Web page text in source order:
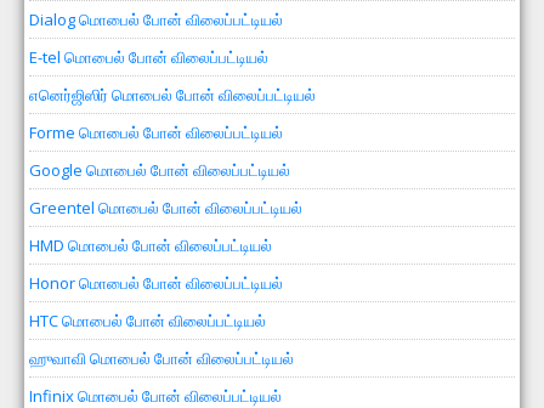
Dialog மொபைல் போன் விலைப்பட்டியல்
E-tel மொபைல் போன் விலைப்பட்டியல்
எனெர்ஜிஸிர் மொபைல் போன் விலைப்பட்டியல்
Forme மொபைல் போன் விலைப்பட்டியல்
Google மொபைல் போன் விலைப்பட்டியல்
Greentel மொபைல் போன் விலைப்பட்டியல்
HMD மொபைல் போன் விலைப்பட்டியல்
Honor மொபைல் போன் விலைப்பட்டியல்
HTC மொபைல் போன் விலைப்பட்டியல்
ஹுவாவி மொபைல் போன் விலைப்பட்டியல்
Infinix மொபைல் போன் விலைப்பட்டியல்